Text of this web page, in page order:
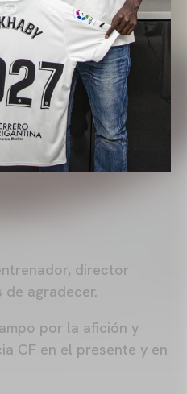
director
agradecer.
por la afición y
CF en el presente y en